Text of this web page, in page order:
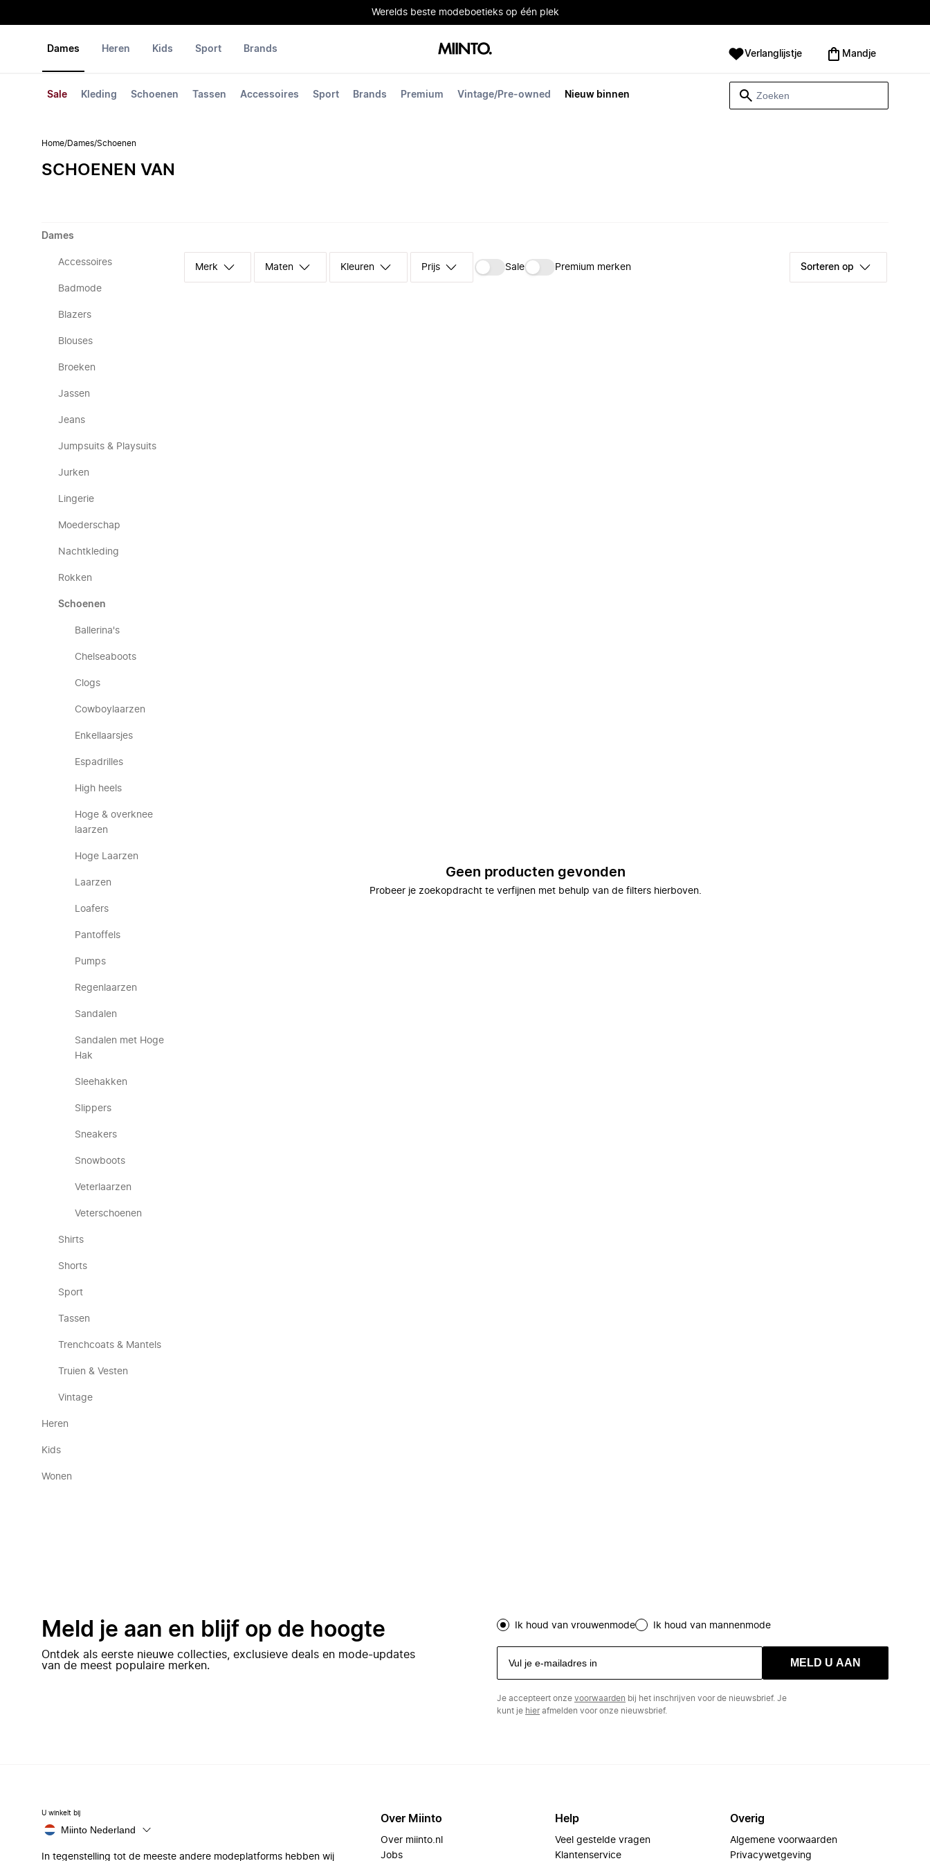
Werelds beste modeboetieks op één plek
Dames
Sale Kleding Schoenen Tassen Accessoires Sport Brands Premium Vintage/Pre-owned Nieuw binnen
Heren Kids Sport Brands Verlanglijstje Mandje
Home/Dames/Schoenen
SCHOENEN VAN
Dames
Accessoires
Badmode
Blazers
Blouses
Broeken
Jassen
Jeans
Jumpsuits & Playsuits
Jurken
Lingerie
Moederschap
Nachtkleding
Rokken
Schoenen
Ballerina's
Chelseaboots
Clogs
Cowboylaarzen
Enkellaarsjes
Espadrilles
High heels
Hoge & overknee
laarzen
Hoge Laarzen
Laarzen
Loafers
Pantoffels
Pumps
Regenlaarzen
Sandalen
Sandalen met Hoge
Hak
Sleehakken
Slippers
Sneakers
Snowboots
Veterlaarzen
Veterschoenen
Shirts
Shorts
Sport
Tassen
Trenchcoats & Mantels
Truien & Vesten
Vintage
Heren
Kids
Wonen
Merk Maten Kleuren Prijs Sale Premium merken Sorteren op
Geen producten gevonden
Probeer je zoekopdracht te verfijnen met behulp van de filters hierboven.
Meld je aan en blijf op de hoogte
Ontdek als eerste nieuwe collecties, exclusieve deals en mode-updates
van de meest populaire merken.
Ik houd van vrouwenmode Ik houd van mannenmode
MELD U AAN
Je accepteert onze voorwaarden bij het inschrijven voor de nieuwsbrief. Je
kunt je hierafmelden voor onze nieuwsbrief.
U winkelt bij
Miinto Nederland
In tegenstelling tot de meeste andere modeplatforms hebben wij
Over Miinto
Over miinto.nl
Jobs
Help
Veel gestelde vragen
Klantenservice
Overig
Algemene voorwaarden
Privacywetgeving